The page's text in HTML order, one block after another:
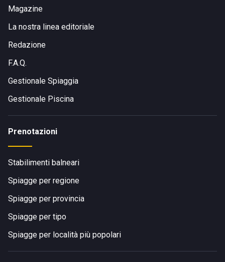
Magazine
La nostra linea editoriale
Redazione
F.A.Q.
Gestionale Spiaggia
Gestionale Piscina
Prenotazioni
Stabilimenti balneari
Spiagge per regione
Spiagge per provincia
Spiagge per tipo
Spiagge per località più popolari